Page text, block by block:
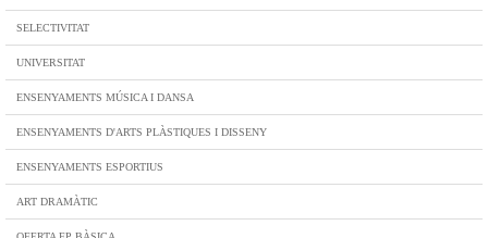
SELECTIVITAT
UNIVERSITAT
ENSENYAMENTS MÚSICA I DANSA
ENSENYAMENTS D'ARTS PLÀSTIQUES I DISSENY
ENSENYAMENTS ESPORTIUS
ART DRAMÀTIC